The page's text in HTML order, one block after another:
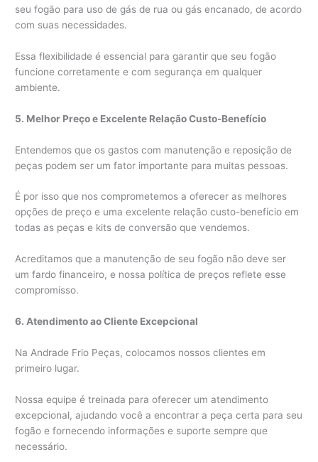
seu fogão para uso de gás de rua ou gás encanado, de acordo
com suas necessidades.
Essa flexibilidade é essencial para garantir que seu fogão
funcione corretamente e com segurança em qualquer
ambiente.
5. Melhor Preço e Excelente Relação Custo-Benefício
Entendemos que os gastos com manutenção e reposição de
peças podem ser um fator importante para muitas pessoas.
É por isso que nos comprometemos a oferecer as melhores
opções de preço e uma excelente relação custo-benefício em
todas as peças e kits de conversão que vendemos.
Acreditamos que a manutenção de seu fogão não deve ser
um fardo financeiro, e nossa política de preços reflete esse
compromisso.
6. Atendimento ao Cliente Excepcional
Na Andrade Frio Peças, colocamos nossos clientes em
primeiro lugar.
Nossa equipe é treinada para oferecer um atendimento
excepcional, ajudando você a encontrar a peça certa para seu
fogão e fornecendo informações e suporte sempre que
necessário.